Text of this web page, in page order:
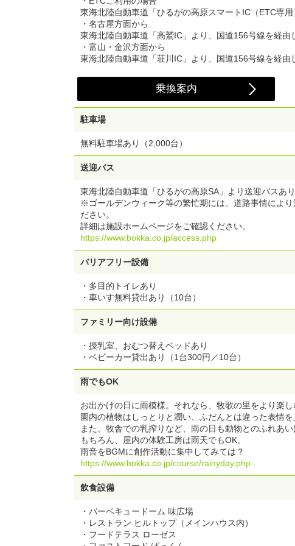
東海北陸自動車道「ひるがの高原スマートIC（ETC専
・名古屋方面から
東海北陸自動車道「高鷲IC」より、国道156号線を経由
・富山・金沢方面から
東海北陸自動車道「荘川IC」より、国道156号線を経由
乗換案内
駐車場
無料駐車場あり（2,000台）
送迎バス
東海北陸自動車道「ひるがの高原SA」より送迎バスあり
※ゴールデンウィーク等の繁忙期には、道路事情によ
ださい。
詳細は施設ホームページをご確認ください。
https://www.bokka.co.jp/access.php
バリアフリー設備
・多目的トイレあり
・車いす無料貸出あり（10台）
ファミリー向け設備
・授乳室、おむつ替えベッドあり
・ベビーカー貸出あり（1台300円／10台）
雨でもOK
お出かけの日に雨模様。それなら、牧歌の里をより楽し
園内の植物はしっとりと潤い、ふだんとは違った表情を
また、牧舎での乳搾りなど、雨の日も動物とのふれあい
もちろん、屋内の体験工房は雨天でもOK。
雨音をBGMに創作活動に集中してみては？
https://www.bokka.co.jp/course/rainyday.php
飲食設備
・バーベキュードーム 味広場
・レストラン ヒルトップ（メインハウス内）
・フードテラス ローゼス